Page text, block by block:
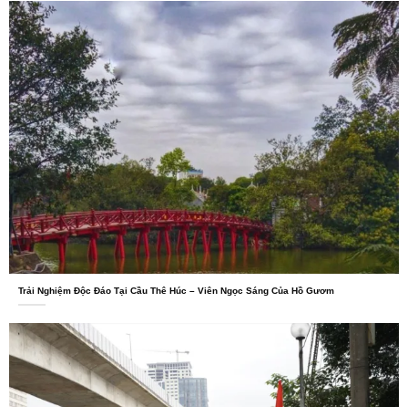
Trải Nghiệm Độc Đáo Tại Cầu Thê Húc – Viên Ngọc Sáng Của Hồ Gươm